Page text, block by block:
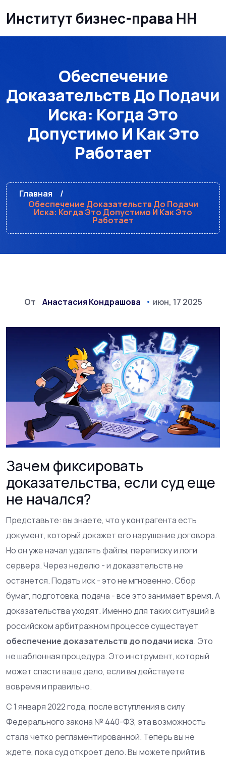
Институт бизнес-права НН
Обеспечение
Доказательств До Подачи
Иска: Когда Это
Допустимо И Как Это
Работает
Главная
Обеспечение Доказательств До Подачи
Иска: Когда Это Допустимо И Как Это
Работает
От Анастасия Кондрашова июн, 17 2025
Зачем фиксировать
доказательства, если суд еще
не начался?
Представьте: вы знаете, что у контрагента есть
документ, который докажет его нарушение договора.
Но он уже начал удалять файлы, переписку и логи
сервера. Через неделю - и доказательств не
останется. Подать иск - это не мгновенно. Сбор
бумаг, подготовка, подача - все это занимает время. А
доказательства уходят. Именно для таких ситуаций в
российском арбитражном процессе существует
обеспечение доказательств до подачи иска. Это
не шаблонная процедура. Это инструмент, который
может спасти ваше дело, если вы действуете
вовремя и правильно.
С 1 января 2022 года, после вступления в силу
Федерального закона № 440-ФЗ, эта возможность
стала четко регламентированной. Теперь вы не
ждете, пока суд откроет дело. Вы можете прийти в